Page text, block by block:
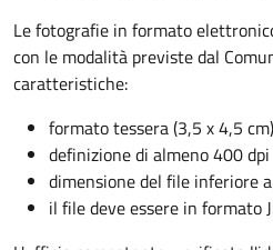
Le fotografie in formato
con le modalità previste dal
caratteristiche:
formato tessera (3,5 x 4,5 cm)
definizione di almeno 400 dpi
dimensione del file inferiore
il file deve essere in formato